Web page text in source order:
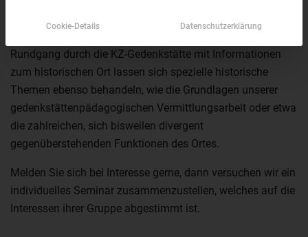
Rundgang durch die KZ-Gedenkstätte mit Informationen
zum historischen Ort lassen sich spezielle historische
Themen ebenso behandeln, wie die Grundlagen unserer
gedenkstättenpädagogischen Vermittlungsarbeit oder etwa
die zahlreichen, sich bisweilen divergent
gegenüberstehenden Funktionen des Ortes.
Melden Sie sich bei Interesse gerne, dann versuchen wir ein
individuelles Seminar zusammenzustellen, welches auf die
Interessen ihrer Gruppe abgestimmt ist.
Cookie-Details Datenschutzerklärung